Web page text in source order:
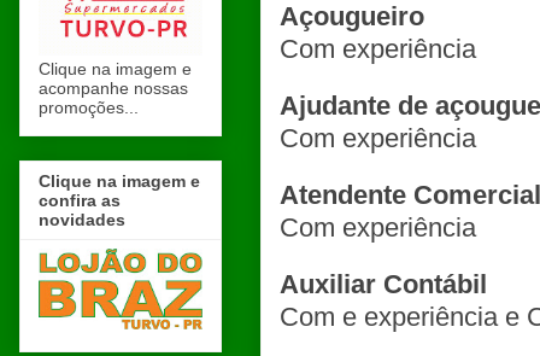
Açougueiro
Com experiência
Ajudante de açougue
Com experiência
Atendente Comercial
Com experiência
Auxiliar Contábil
Com e experiência e
Clique na imagem e
acompanhe nossas
promoções...
Clique na imagem e
confira as
novidades